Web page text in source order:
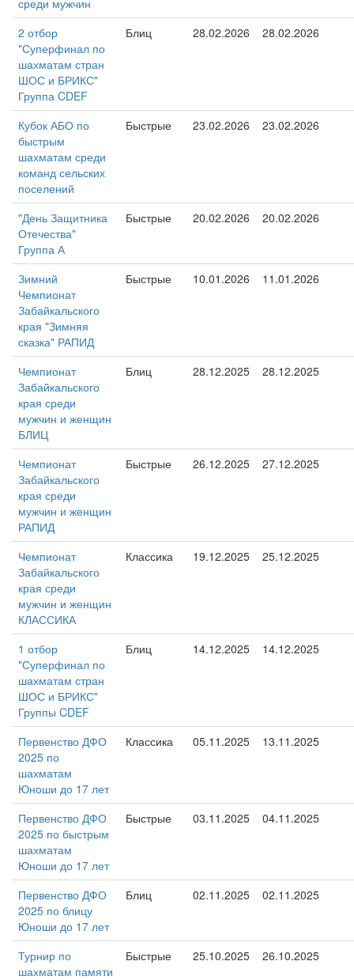
среди мужчин
2 отбор
"Суперфинал по
шахматам стран
ШОС и БРИКС"
Группа CDEF
Блиц 28.02.2026 28.02.2026
Кубок АБО по
быстрым
шахматам среди
команд сельских
поселений
Быстрые 23.02.2026 23.02.2026
"День Защитника
Отечества"
Группа А
Быстрые 20.02.2026 20.02.2026
Зимний
Чемпионат
Забайкальского
края "Зимняя
сказка" РАПИД
Быстрые 10.01.2026 11.01.2026
Чемпионат
Забайкальского
края среди
мужчин и женщин
БЛИЦ
Блиц 28.12.2025 28.12.2025
Чемпионат
Забайкальского
края среди
мужчин и женщин
РАПИД
Быстрые 26.12.2025 27.12.2025
Чемпионат
Забайкальского
края среди
мужчин и женщин
КЛАССИКА
Классика 19.12.2025 25.12.2025
1 отбор
"Суперфинал по
шахматам стран
ШОС и БРИКС"
Группы CDEF
Блиц 14.12.2025 14.12.2025
Первенство ДФО
2025 по
шахматам
Юноши до 17 лет
Классика 05.11.2025 13.11.2025
Первенство ДФО
2025 по быстрым
шахматам
Юноши до 17 лет
Быстрые 03.11.2025 04.11.2025
Первенство ДФО
2025 по блицу
Юноши до 17 лет
Блиц 02.11.2025 02.11.2025
Турнир по
шахматам памяти
Быстрые 25.10.2025 26.10.2025